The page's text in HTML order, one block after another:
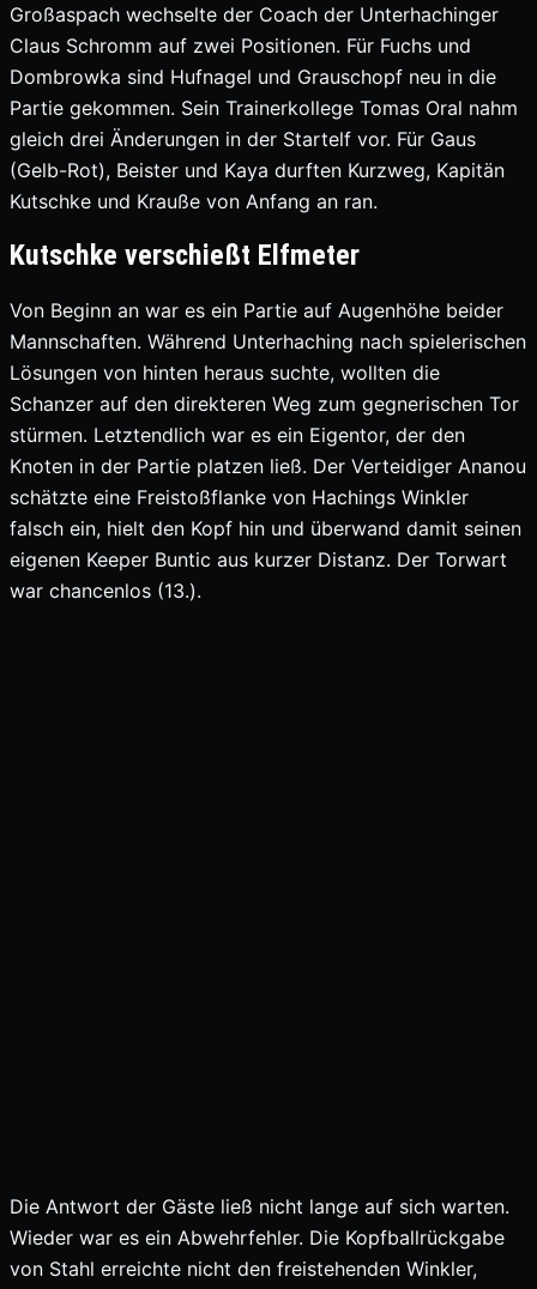
Großaspach wechselte der Coach der Unterhachinger
Claus Schromm auf zwei Positionen. Für Fuchs und
Dombrowka sind Hufnagel und Grauschopf neu in die
Partie gekommen. Sein Trainerkollege Tomas Oral nahm
gleich drei Änderungen in der Startelf vor. Für Gaus
(Gelb-Rot), Beister und Kaya durften Kurzweg, Kapitän
Kutschke und Krauße von Anfang an ran.
Kutschke verschießt Elfmeter
Von Beginn an war es ein Partie auf Augenhöhe beider
Mannschaften. Während Unterhaching nach spielerischen
Lösungen von hinten heraus suchte, wollten die
Schanzer auf den direkteren Weg zum gegnerischen Tor
stürmen. Letztendlich war es ein Eigentor, der den
Knoten in der Partie platzen ließ. Der Verteidiger Ananou
schätzte eine Freistoßflanke von Hachings Winkler
falsch ein, hielt den Kopf hin und überwand damit seinen
eigenen Keeper Buntic aus kurzer Distanz. Der Torwart
war chancenlos (13.).
Die Antwort der Gäste ließ nicht lange auf sich warten.
Wieder war es ein Abwehrfehler. Die Kopfballrückgabe
von Stahl erreichte nicht den freistehenden Winkler,